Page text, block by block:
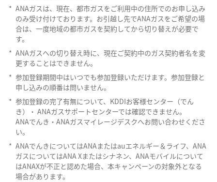
* ANAガスは、現在、都市ガスをご利用中の住所でのお申し込み
のみ受け付けております。お引越し先でANAガスをご希望の場
合は、一度地域の都市ガスを契約してから切り替えが必要で
す。
* ANAガスへの切り替え時に、現在ご契約中のガス契約者名を変
更することはできません。
* 参加登録期間中はいつでも参加登録いただけます。参加登録と
申し込みの順番は問いません。
* 参加登録の完了有無について、KDDIお客様センター（でん
き）・ ANAガスサポートセンターでは確認できません。
ANAでんき・ANAガスマイレージデスクへお問い合わせくださ
い。
* ANAでんきについてはANAまたはauエネルギー＆ライフ、ANA
ガスについてはANA Xまたはシナネン、ANAモバイルについて
はANAXが不正と認めた場合、本キャンペーンの対象外となる
場合があります。